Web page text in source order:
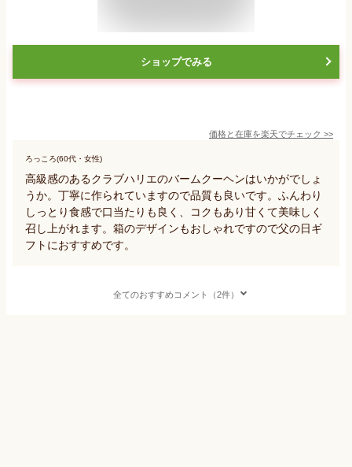
ショップでみる
価格と在庫を楽天でチェック >>
ろっころ(60代・女性)
高級感のあるクラブハリエのバームクーヘンはいかがでしょ
うか。丁寧に作られていますので品質も良いです。ふんわり
しっとり食感で口当たりも良く、コクもあり甘くて美味しく
召し上がれます。箱のデザインもおしゃれですので父の日ギ
フトにおすすめです。
全てのおすすめコメント（2件）